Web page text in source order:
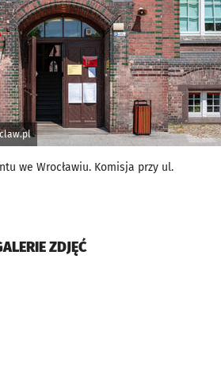
we Wrocławiu. Komisja przy ul.
ZDJĘĆ